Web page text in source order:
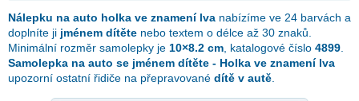
Nálepku na auto holka ve znamení lva nabízíme ve 24 barvách a
doplníte ji jménem dítěte nebo textem o délce až 30 znaků.
Minimální rozměr samolepky je 10×8.2 cm , katalogové číslo 4899
Samolepka na auto se jménem dítěte - Holka ve znamení lva
upozorní ostatní řidiče na přepravované dítě v autě